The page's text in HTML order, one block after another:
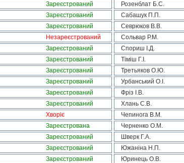
Зареєстрований Розенблат Б.С.
Зареєстрований Сабашук П.П.
Зареєстрований Севрюков В.В.
Незареєстрований Сольвар Р.М.
Зареєстрований Спориш І.Д.
Зареєстрований Тіміш Г.І.
Зареєстрований Третьяков О.Ю.
Зареєстрований Урбанський О.І.
Зареєстрований Фріз І.В.
Зареєстрований Хлань С.В.
Хворіє Чепинога В.М.
Зареєстрована Черненко О.М.
Зареєстрований Шверк Г.А.
Зареєстрований Южаніна Н.П.
Зареєстрований Юринець О.В.